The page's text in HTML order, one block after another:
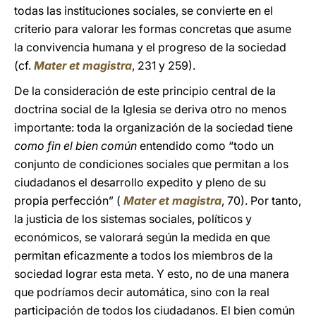
todas las instituciones sociales, se convierte en el
criterio para valorar les formas concretas que asume
la convivencia humana y el progreso de la sociedad
(cf. Mater et magistra, 231 y 259).
De la consideración de este principio central de la
doctrina social de la Iglesia se deriva otro no menos
importante: toda la organización de la sociedad tiene
como fin el bien común entendido como “todo un
conjunto de condiciones sociales que permitan a los
ciudadanos el desarrollo expedito y pleno de su
propia perfección” ( Mater et magistra, 70). Por tanto,
la justicia de los sistemas sociales, políticos y
económicos, se valorará según la medida en que
permitan eficazmente a todos los miembros de la
sociedad lograr esta meta. Y esto, no de una manera
que podríamos decir automática, sino con la real
participación de todos los ciudadanos. El bien común